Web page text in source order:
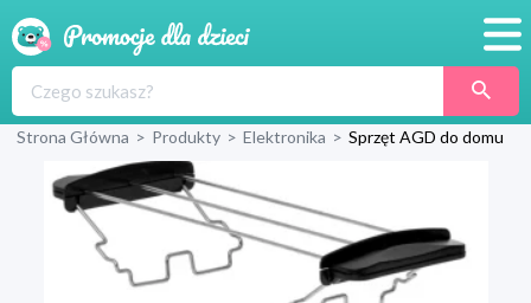
Produkty
Sklepy
Strona Główna > Produkty > Elektronika > Sprzęt AGD do domu